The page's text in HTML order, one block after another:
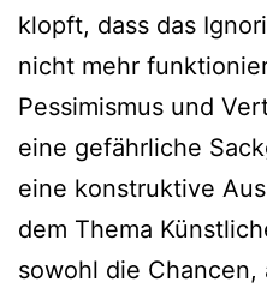
klopft, dass das
nicht mehr
Pessimismus und
eine gefährliche
eine konstruktive
dem Thema
sowohl die Chancen,